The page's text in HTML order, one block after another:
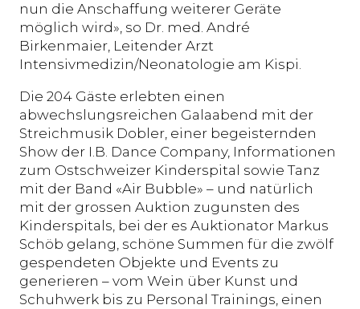
nun die Anschaffung weiterer Geräte
möglich wird», so Dr. med. André
Birkenmaier, Leitender Arzt
Intensivmedizin/Neonatologie am Kispi.
Die 204 Gäste erlebten einen
abwechslungsreichen Galaabend mit der
Streichmusik Dobler, einer begeisternden
Show der I.B. Dance Company, Informationen
zum Ostschweizer Kinderspital sowie Tanz
mit der Band «Air Bubble» – und natürlich
mit der grossen Auktion zugunsten des
Kinderspitals, bei der es Auktionator Markus
Schöb gelang, schöne Summen für die zwölf
gespendeten Objekte und Events zu
generieren – vom Wein über Kunst und
Schuhwerk bis zu Personal Trainings, einen